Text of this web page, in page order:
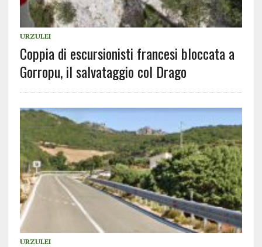
URZULEI
Coppia di escursionisti francesi bloccata a
Gorropu, il salvataggio col Drago
URZULEI